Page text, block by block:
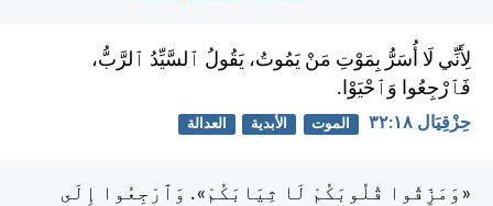
لِأَنِّي لَا أُسَرُّ بِمَوْتِ مَنْ يَمُوتُ، يَقُولُ ٱلسَّيِّدُ ٱلرَّبُّ،
فَٱرْجِعُوا وَٱحْيَوْا.
حِزْقِيَال ١٨:‏٣٢ الموت الأبدية العدالة
«وَمَزِّقُوا قُلُوبَكُمْ لَا ثِيَابَكُمْ». وَٱرْجِعُوا إِلَى